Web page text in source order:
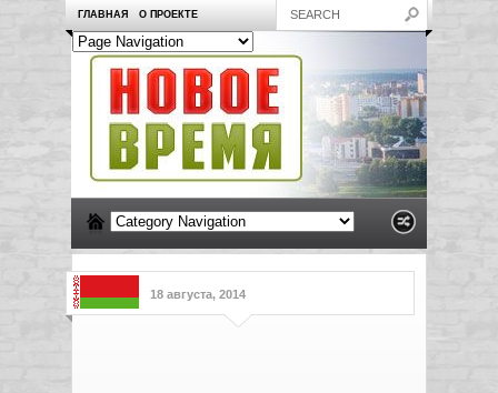
ГЛАВНАЯ О ПРОЕКТЕ
18 августа, 2014